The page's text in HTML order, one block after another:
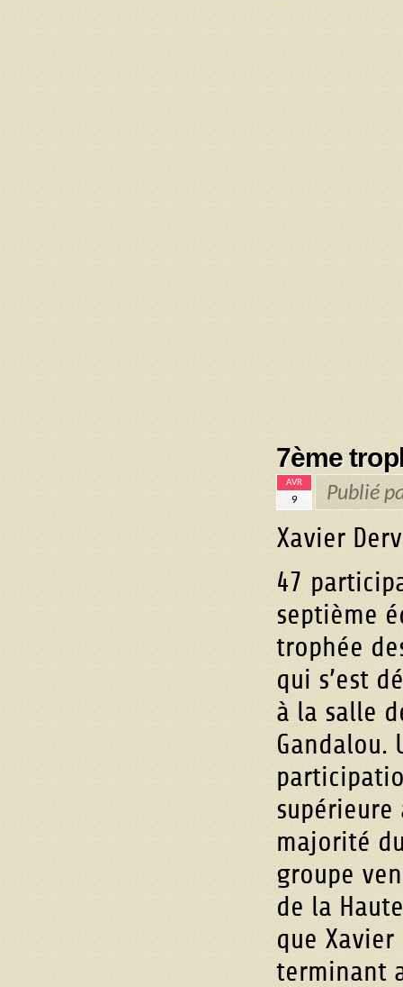
7ème
AVR
9 Publié
Xavier
47
septième
trophée
qui s’est
à la salle
Gandalou.
supérieure
majorité
groupe
de la
que
terminant